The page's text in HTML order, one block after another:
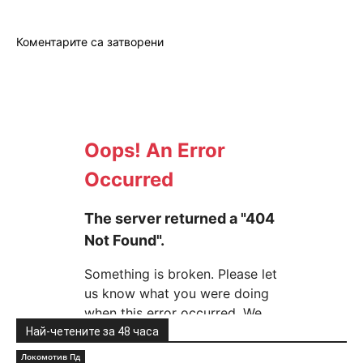
Коментарите са затворени
Най-четените за 48 часа
Локомотив Пд